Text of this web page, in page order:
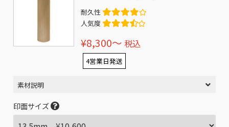
耐久性
人気度
¥8,300〜 税込
4営業日発送
素材説明
印面サイズ